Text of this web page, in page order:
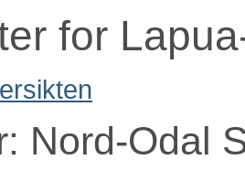
for
Nord-Odal